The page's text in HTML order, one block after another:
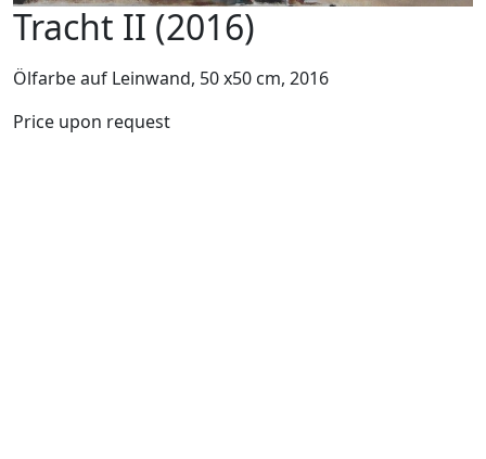
Tracht II (2016)
Ölfarbe auf Leinwand, 50 x50 cm, 2016
Price upon request